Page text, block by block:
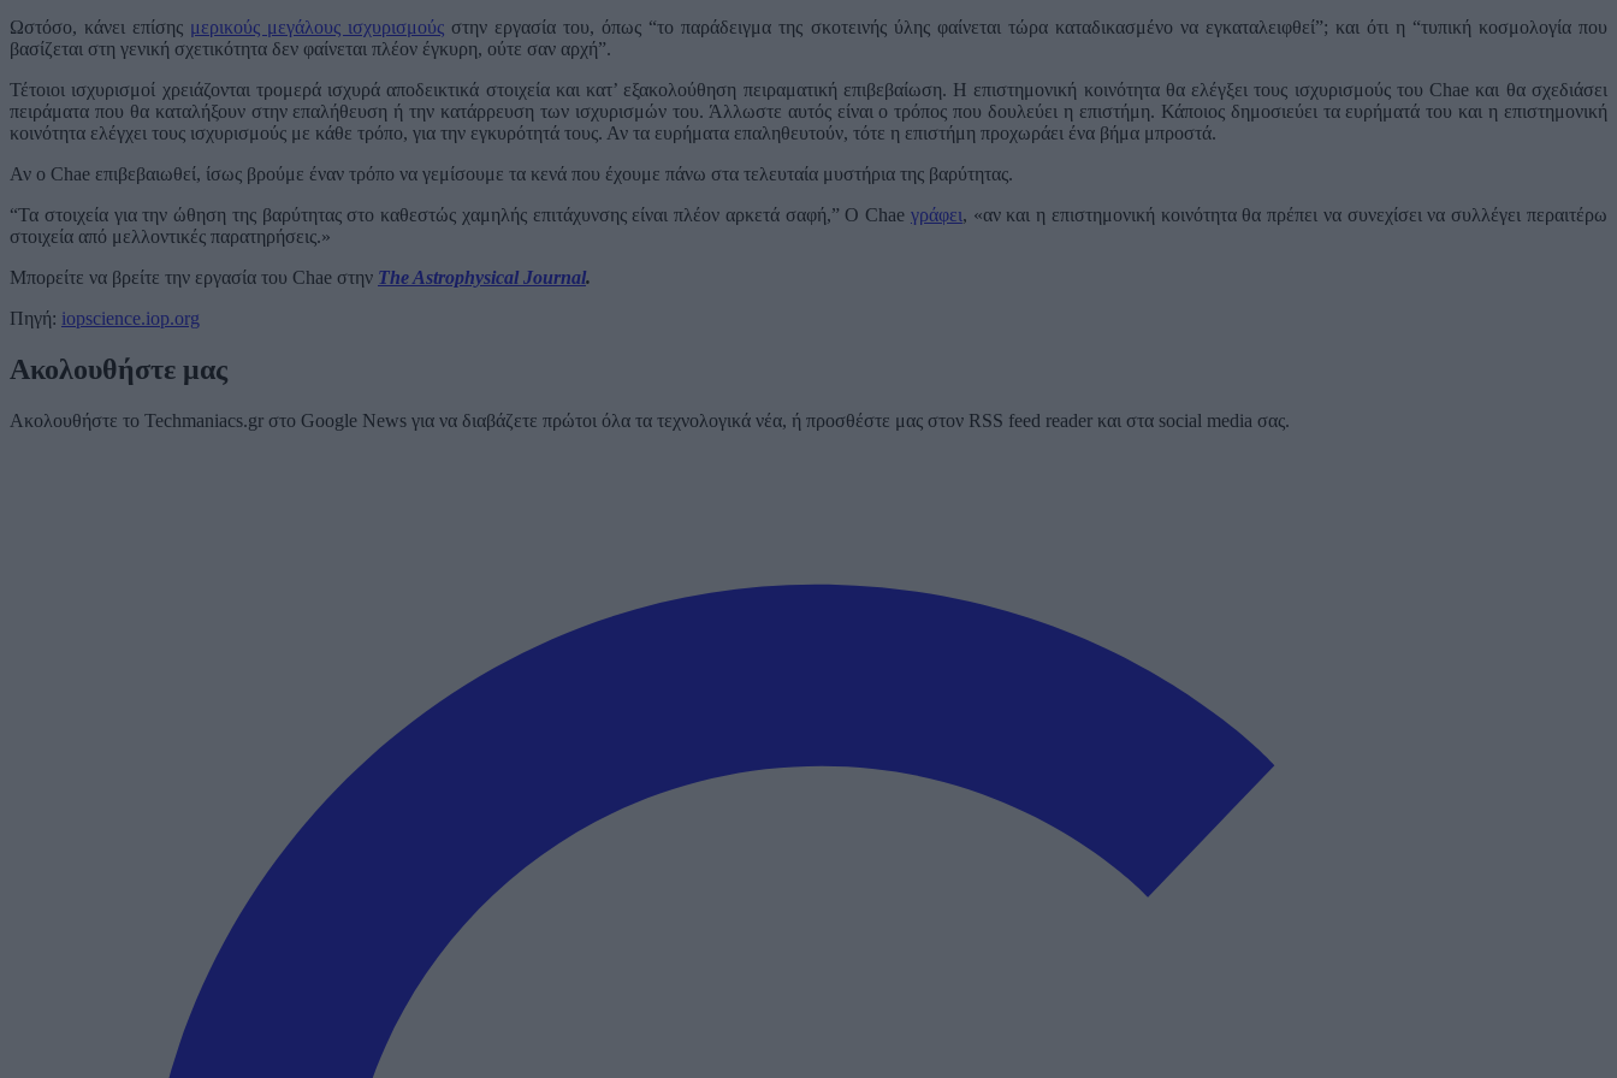
Ωστόσο, κάνει επίσης μερικούς μεγάλους ισχυρισμούς στην εργασία του, όπως “το παράδειγμα της σκοτεινής ύλης φαίνεται τώρα καταδικασμένο να εγκαταλειφθεί”; και ότι η “τυπική κοσμολογία που
βασίζεται στη γενική σχετικότητα δεν φαίνεται πλέον έγκυρη, ούτε σαν αρχή”.
Τέτοιοι ισχυρισμοί χρειάζονται τρομερά ισχυρά αποδεικτικά στοιχεία και κατ’ εξακολούθηση πειραματική επιβεβαίωση. Η επιστημονική κοινότητα θα ελέγξει τους ισχυρισμούς του Chae και θα σχεδιάσει
πειράματα που θα καταλήξουν στην επαλήθευση ή την κατάρρευση των ισχυρισμών του. Άλλωστε αυτός είναι ο τρόπος που δουλεύει η επιστήμη. Κάποιος δημοσιεύει τα ευρήματά του και η επιστημονική
κοινότητα ελέγχει τους ισχυρισμούς με κάθε τρόπο, για την εγκυρότητά τους. Αν τα ευρήματα επαληθευτούν, τότε η επιστήμη προχωράει ένα βήμα μπροστά.
Αν ο Chae επιβεβαιωθεί, ίσως βρούμε έναν τρόπο να γεμίσουμε τα κενά που έχουμε πάνω στα τελευταία μυστήρια της βαρύτητας.
“Τα στοιχεία για την ώθηση της βαρύτητας στο καθεστώς χαμηλής επιτάχυνσης είναι πλέον αρκετά σαφή,” Ο Chae γράφει, «αν και η επιστημονική κοινότητα θα πρέπει να συνεχίσει να συλλέγει περαιτέρω
στοιχεία από μελλοντικές παρατηρήσεις.»
Μπορείτε να βρείτε την εργασία του Chae στην The Astrophysical Journal.
Πηγή: iopscience.iop.org
Ακολουθήστε μας
Ακολουθήστε το Techmaniacs.gr στο Google News για να διαβάζετε πρώτοι όλα τα τεχνολογικά νέα, ή προσθέστε μας στον RSS feed reader και στα social media σας.